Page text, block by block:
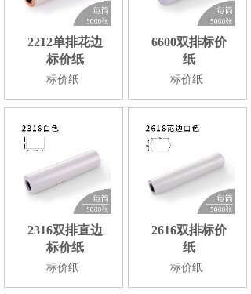
2212单排花边
标价纸
标价纸
6600双排标价
纸
标价纸
2316双排直边
标价纸
标价纸
2616双排标价
纸
标价纸